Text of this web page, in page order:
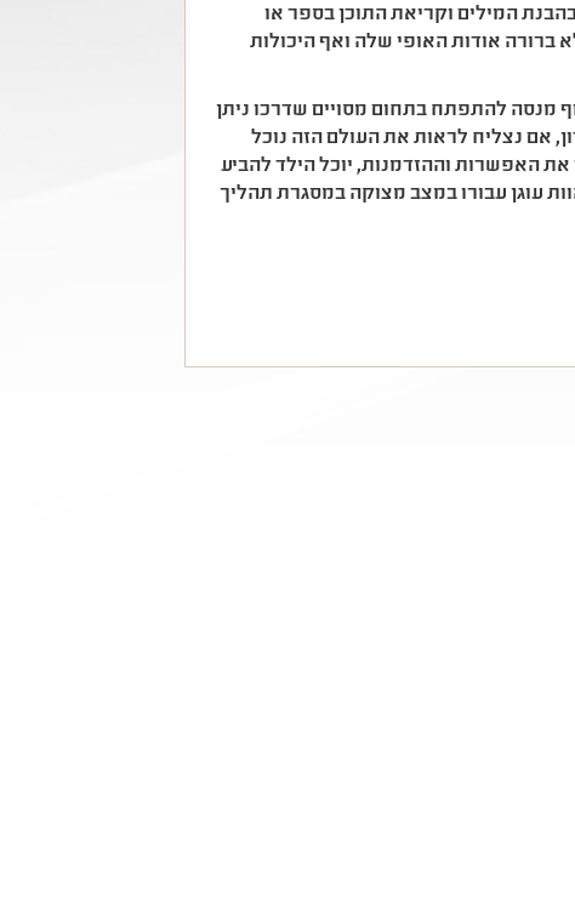
המילים וקריאת התוכן בספר או
אודות האופי שלה ואף היכולות
מנסה להתפתח בתחום מסויים שדרכו ניתן
אם נצליח לראות את העולם הזה נוכל
האפשרות וההזדמנות, יוכל הילד להביע
עוגן עבורו במצב מצוקה במסגרת תהליך